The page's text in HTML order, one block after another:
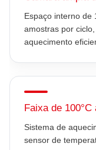
Espaço interno de
amostras por
aquecimento
Faixa de 100°C
Sistema de
sensor de